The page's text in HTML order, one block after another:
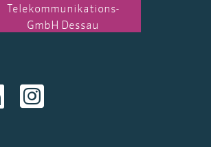
Telekommunikations-
GmbH Dessau